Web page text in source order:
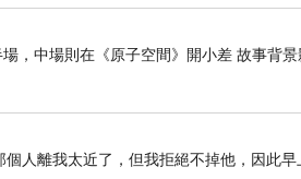
，中場則在《原子空間》開小差 故事背
人離我太近了，但我拒絕不掉他，因此早